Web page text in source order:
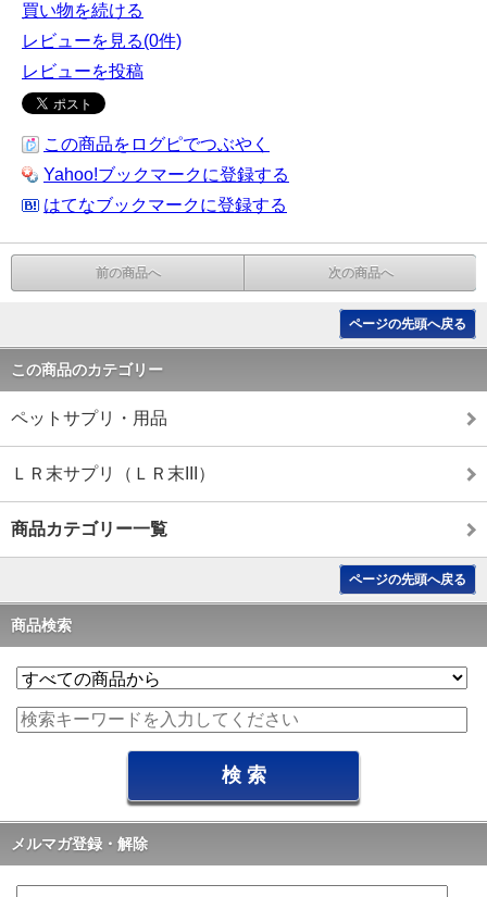
買い物を続ける
レビューを見る(0件)
レビューを投稿
この商品をログピでつぶやく
Yahoo!ブックマークに登録する
はてなブックマークに登録する
前の商品へ 次の商品へ
ページの先頭へ戻る
この商品のカテゴリー
ペットサプリ・用品
ＬＲ末サプリ（ＬＲ末III）
商品カテゴリー一覧
ページの先頭へ戻る
商品検索
メルマガ登録・解除